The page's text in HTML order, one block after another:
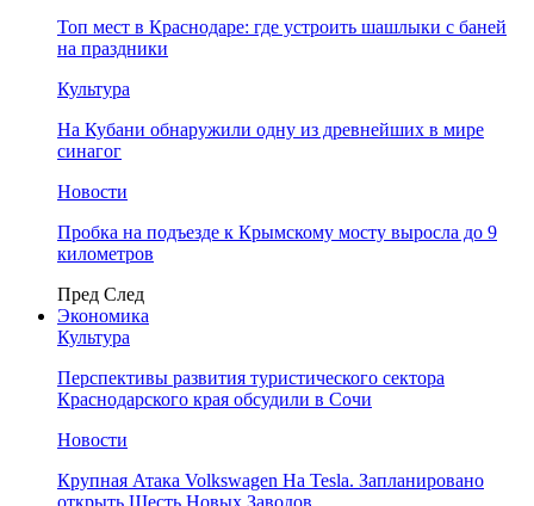
Топ мест в Краснодаре: где устроить шашлыки с баней
на праздники
Культура
На Кубани обнаружили одну из древнейших в мире
синагог
Новости
Пробка на подъезде к Крымскому мосту выросла до 9
километров
Пред След
Экономика
Культура
Перспективы развития туристического сектора
Краснодарского края обсудили в Сочи
Новости
Крупная Атака Volkswagen На Tesla. Запланировано
открыть Шесть Новых Заводов